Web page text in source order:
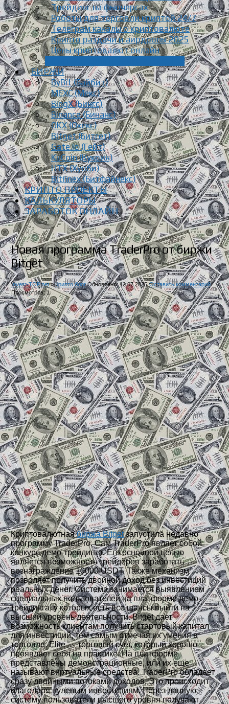
Трейдинг на фьючерсах
Роботы для торговли криптой 24/7
Телеграм каналы о криптовалюте
Крипто раздачи и аирдропы 2025
Цены криптовалют онлайн
БИРЖИ
ByBit (Байбит)
MEXC (Мекс)
BingX (Бингс)
Binance (Бинанс)
OKX (Окекс)
Bitget (Битгет)
Gate.io (Гейт)
KuCoin (Кукоин)
HTX (Хуоби)
Bitfinex (Битфайнекс)
КРИПТО ПРОЕКТЫ
КАЛЬКУЛЯТОРЫ
ЗАРАБОТОК ОНЛАЙН
Новая программа TraderPro от биржи
Bitget
Invest-TOP.net»Крипто блог Обновлено: 12.07.2025 Оставить комментарий
Просмотров: 1
Криптовалютнаябиржа Bitgetзапустила недавно
программу TraderPro. Сам TraderPro являет собой
конкурс демо-трейдинга. Его основной целью
является возможность трейдеров заработать
вознаграждение 10000 USDT. Также механизм
позволяет получить двойной доход без инвестиций
реальных денег. Система занимается выявлением
специальных пользователей на платформе демо-
трейдинга, у которых есть все шансы выйти на
высший уровень деятельности. Bitget дает
возможность клиентам получить стартовый капитал
для инвестиций, тем самым отмечая их умения в
торговле. Elite — торговый счет, который хорошо
проявляет себя на практике. На платформе
представлены демонстрационные, или их еще
называют виртуальные средства. TraderPro обладает
сразу двойными потоками доходов. Это происходит
благодаря нулевым инвестициям. Через данную
систему пользователи высшего уровня получают